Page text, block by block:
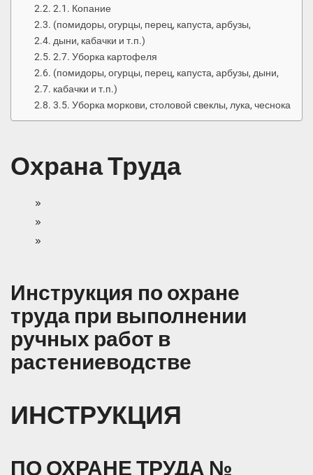
2.1. Копание
(помидоры, огурцы, перец, капуста, арбузы,
дыни, кабачки и т.п.)
2.7. Уборка картофеля
(помидоры, огурцы, перец, капуста, арбузы, дыни,
кабачки и т.п.)
3.5. Уборка моркови, столовой свеклы, лука, чеснока
Охрана Труда
Инструкция по охране
труда при выполнении
ручных работ в
растениеводстве
ИНСТРУКЦИЯ
ПО ОХРАНЕ ТРУДА № ______